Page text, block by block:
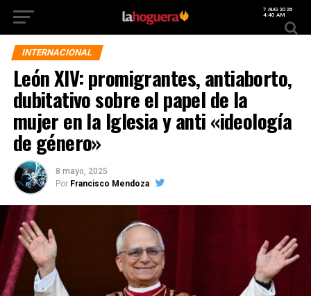
7 AUG 2026
4:40 AM
INTERNACIONAL
León XIV: promigrantes, antiaborto,
dubitativo sobre el papel de la
mujer en la Iglesia y anti «ideología
de género»
8 mayo, 2025
Por Francisco Mendoza